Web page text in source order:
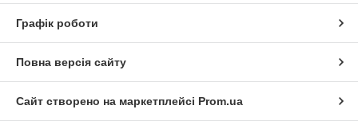
Графік роботи
Повна версія сайту
Сайт створено на маркетплейсі Prom.ua